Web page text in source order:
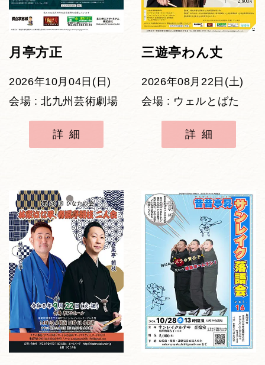
月亭方正
2026年10月04日(日)
会場 : 北九州芸術劇場
詳細
三遊亭わん丈
2026年08月22日(土)
会場 : ウェルとばた
詳細